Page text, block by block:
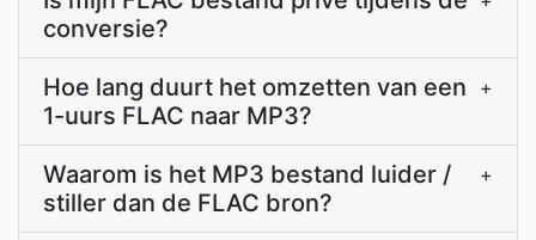
conversie?
Hoe lang duurt het omzetten van een
1-uurs FLAC naar MP3?
+
Waarom is het MP3 bestand luider /
stiller dan de FLAC bron?
+